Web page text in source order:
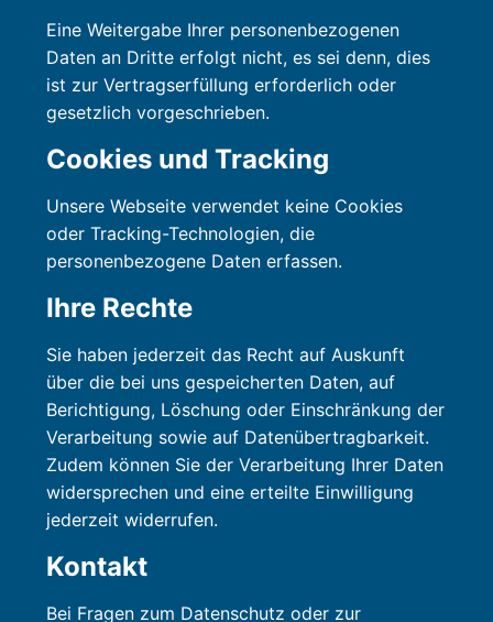
Eine Weitergabe Ihrer personenbezogenen
Daten an Dritte erfolgt nicht, es sei denn, dies
ist zur Vertragserfüllung erforderlich oder
gesetzlich vorgeschrieben.
Cookies und Tracking
Unsere Webseite verwendet keine Cookies
oder Tracking-Technologien, die
personenbezogene Daten erfassen.
Ihre Rechte
Sie haben jederzeit das Recht auf Auskunft
über die bei uns gespeicherten Daten, auf
Berichtigung, Löschung oder Einschränkung der
Verarbeitung sowie auf Datenübertragbarkeit.
Zudem können Sie der Verarbeitung Ihrer Daten
widersprechen und eine erteilte Einwilligung
jederzeit widerrufen.
Kontakt
Bei Fragen zum Datenschutz oder zur